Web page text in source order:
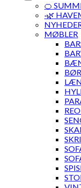
🍊
·🌿
MØBLER